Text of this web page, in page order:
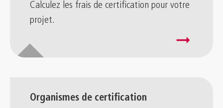
Calculez les frais de certification pour votre
projet.
arrow_right_alt
Organismes de certification